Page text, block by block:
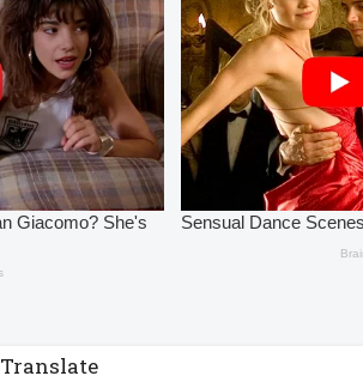
Translate